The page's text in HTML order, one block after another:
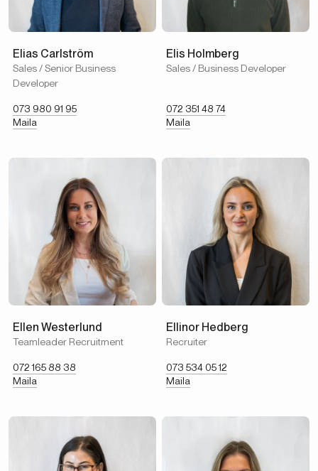
Elias Carlström
Sales / Senior Business
Developer
073 980 91 95
Maila
Elis Holmberg
Sales / Business Developer
072 351 48 74
Maila
Ellen Westerlund
Teamleader Recruitment
072 165 88 38
Maila
Ellinor Hedberg
Recruiter
073 534 05 12
Maila